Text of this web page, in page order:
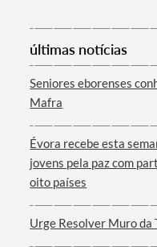
últimas notícias
Seniores eborenses
Mafra
Évora recebe esta
jovens pela paz com
oito países
Urge Resolver Muro da